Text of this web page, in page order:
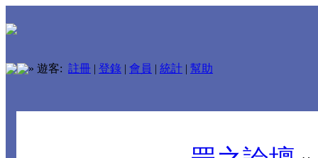
» 遊客: 註冊 | 登錄 | 會員 | 統計 | 幫助